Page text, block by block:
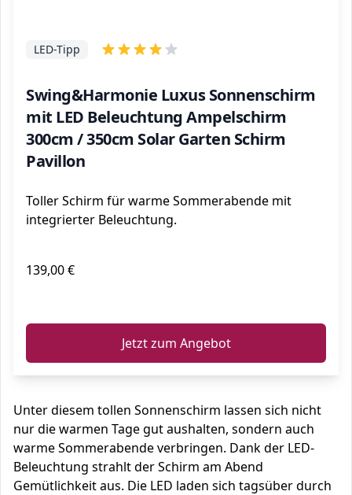
Swing&Harmonie Luxus Sonnenschirm
mit LED Beleuchtung Ampelschirm
300cm / 350cm Solar Garten Schirm
Pavillon
LED-Tipp
Toller Schirm für warme Sommerabende mit
integrierter Beleuchtung.
139,00 €
Jetzt zum Angebot
Unter diesem tollen Sonnenschirm lassen sich nicht
nur die warmen Tage gut aushalten, sondern auch
warme Sommerabende verbringen. Dank der LED-
Beleuchtung strahlt der Schirm am Abend
Gemütlichkeit aus. Die LED laden sich tagsüber durch